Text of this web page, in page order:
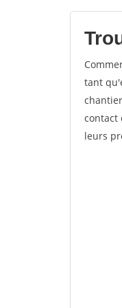
tant
contact
leurs